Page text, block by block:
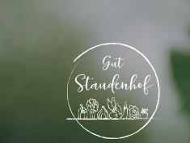
STARTSEITE
ÜBER UNS